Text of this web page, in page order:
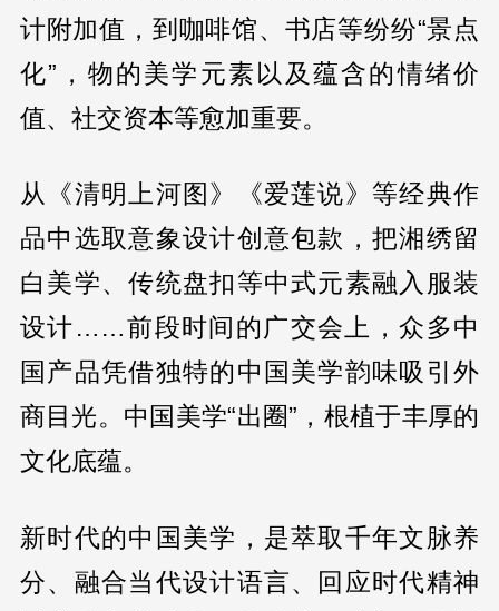
计附加值，到咖啡馆、书店等纷纷“景点
化”，物的美学元素以及蕴含的情绪价
值、社交资本等愈加重要。
从《清明上河图》《爱莲说》等经典作
品中选取意象设计创意包款，把湘绣留
白美学、传统盘扣等中式元素融入服装
设计……前段时间的广交会上，众多中
国产品凭借独特的中国美学韵味吸引外
商目光。中国美学“出圈”，根植于丰厚的
文化底蕴。
新时代的中国美学，是萃取千年文脉养
分、融合当代设计语言、回应时代精神